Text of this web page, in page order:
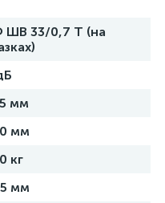
ШВ 33/0,7 Т (на
мм
мм
кг
мм